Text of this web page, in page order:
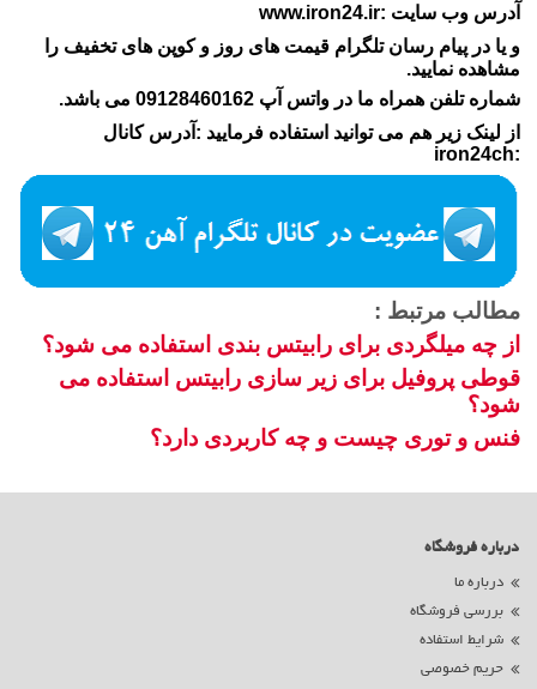
آدرس وب سایت :www.iron24.ir
و یا در پیام رسان تلگرام قیمت های روز و کوپن های تخفیف را
مشاهده نمایید.
شماره تلفن همراه ما در واتس آپ 09128460162 می باشد.
از لینک زیر هم می توانید استفاده فرمایید :آدرس کانال
:iron24ch
مطالب مرتبط :
از چه میلگردی برای رابیتس بندی استفاده می شود؟
قوطی پروفیل برای زیر سازی رابیتس استفاده می
شود؟
فنس و توری چیست و چه کاربردی دارد؟
درباره فروشگاه
درباره ما
بررسی فروشگاه
شرایط استفاده
حریم خصوصی